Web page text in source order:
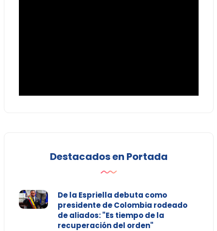
Destacados en Portada
De la Espriella debuta como
presidente de Colombia rodeado
de aliados: "Es tiempo de la
recuperación del orden"